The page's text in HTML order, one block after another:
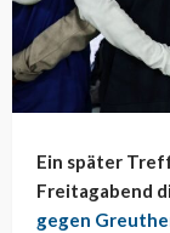
Ein später
Freitagabend
gegen